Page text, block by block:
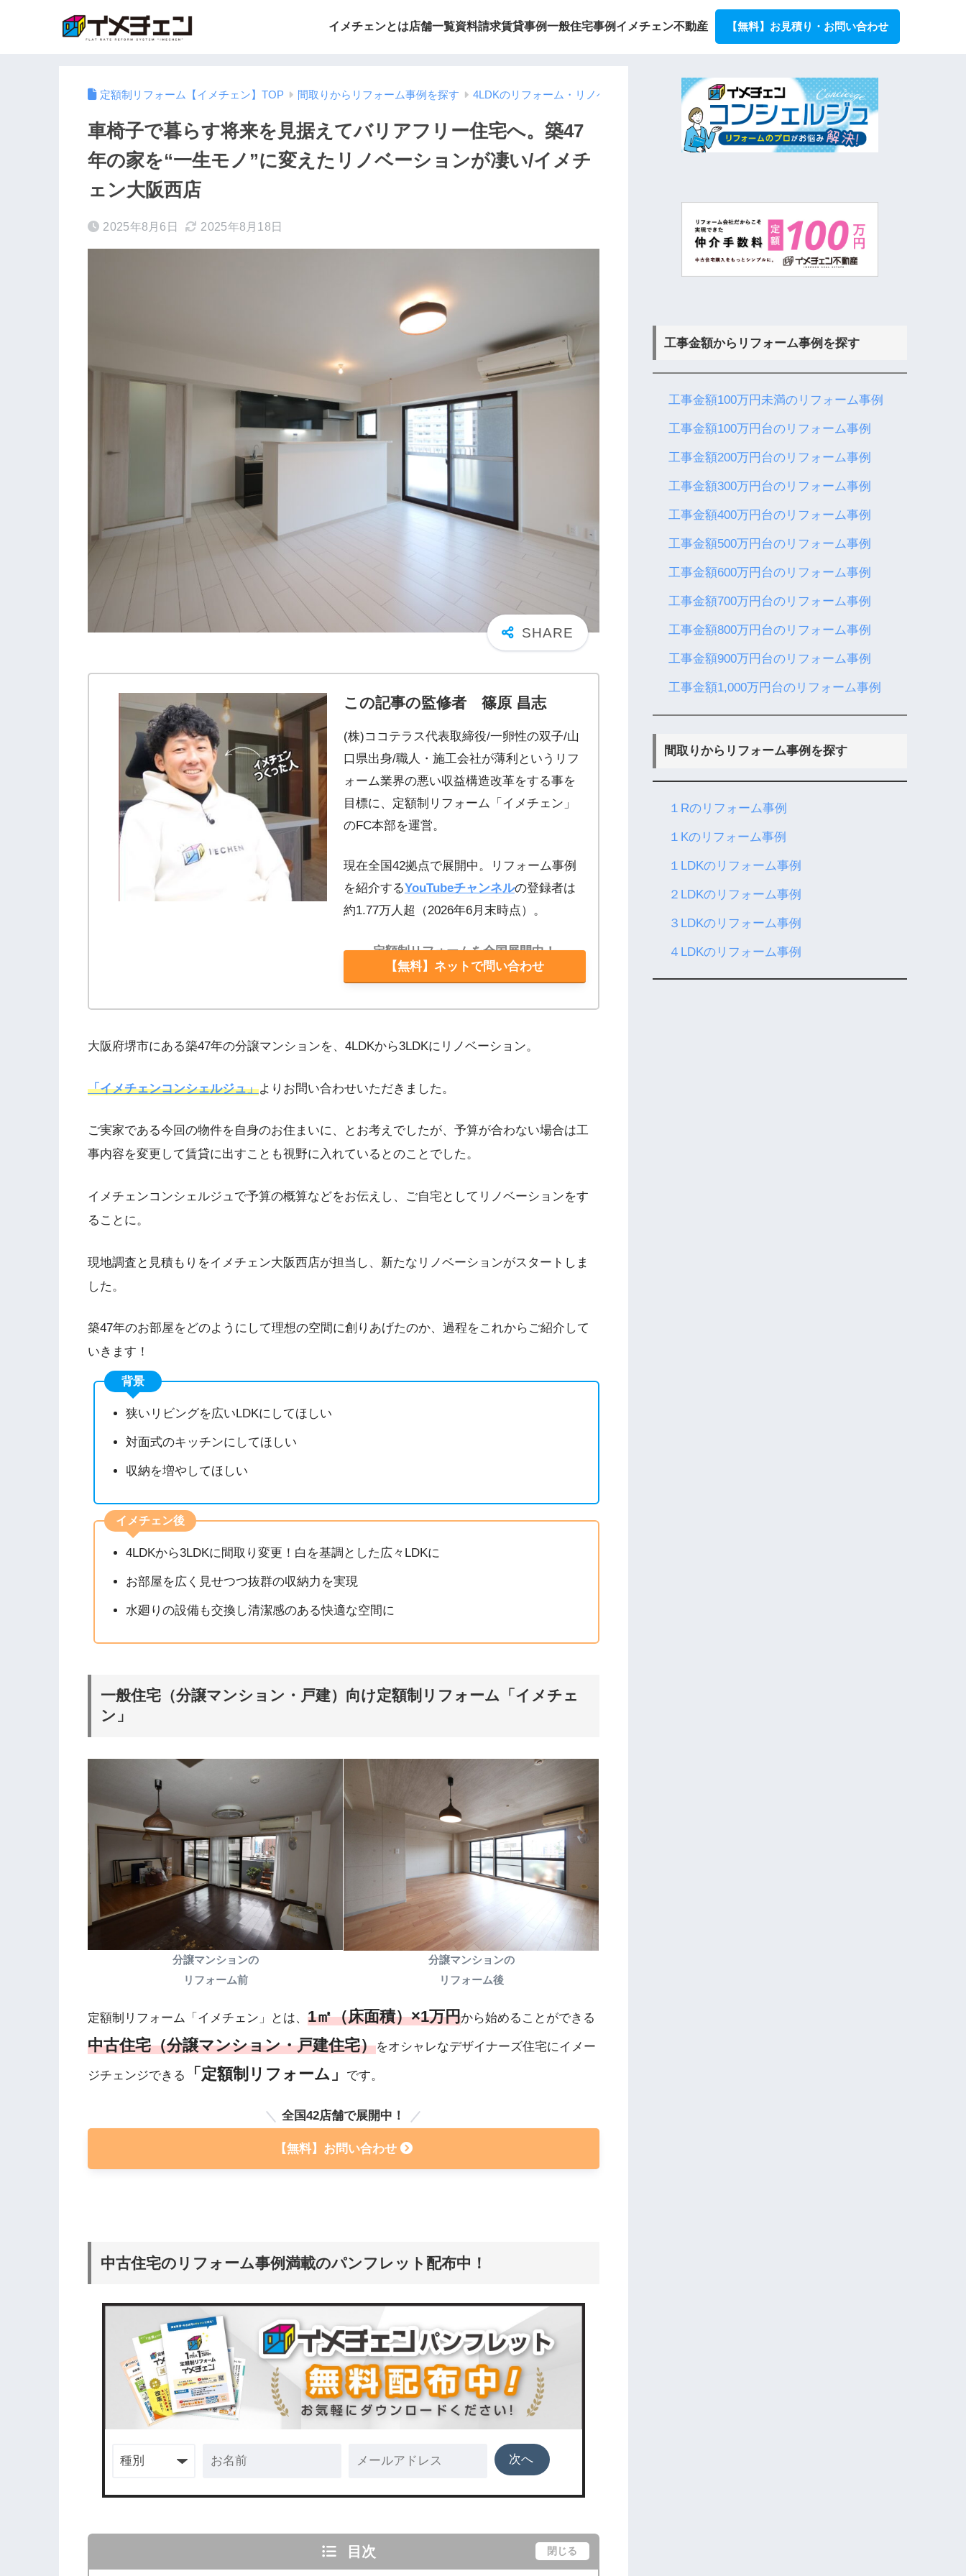
イメチェンとは店舗一覧資料請求賃貸事例一般住宅事例 イメチェン不動産 【無料】お見積り・お問い合わせ
定額制リフォーム【イメチェン】TOP 間取りからリフォーム事例を探す 4LDKのリフォーム・リノベーション事例とリフォーム費用
車椅子で暮らす将来を見据えてバリアフリー住宅へ。築47
年の家を“一生モノ”に変えたリノベーションが凄い/イメチ
ェン大阪西店
2025年8月6日 2025年8月18日
この記事の監修者 篠原 昌志
(株)ココテラス代表取締役/一卵性の双子/山
口県出身/職人・施工会社が薄利というリフ
ォーム業界の悪い収益構造改革をする事を
目標に、定額制リフォーム「イメチェン」
のFC本部を運営。
現在全国42拠点で展開中。リフォーム事例
を紹介するYouTubeチャンネルの登録者は
約1.77万人超（2026年6月末時点）。
定額制リフォームを全国展開中！
【無料】ネットで問い合わせ
大阪府堺市にある築47年の分譲マンションを、4LDKから3LDKにリノベーション。
「イメチェンコンシェルジュ」よりお問い合わせいただきました。
ご実家である今回の物件を自身のお住まいに、とお考えでしたが、予算が合わない場合は工
事内容を変更して賃貸に出すことも視野に入れているとのことでした。
イメチェンコンシェルジュで予算の概算などをお伝えし、ご自宅としてリノベーションをす
ることに。
現地調査と見積もりをイメチェン大阪西店が担当し、新たなリノベーションがスタートしま
した。
築47年のお部屋をどのようにして理想の空間に創りあげたのか、過程をこれからご紹介して
いきます！
背景
狭いリビングを広いLDKにしてほしい
対面式のキッチンにしてほしい
収納を増やしてほしい
イメチェン後
4LDKから3LDKに間取り変更！白を基調とした広々LDKに
お部屋を広く見せつつ抜群の収納力を実現
水廻りの設備も交換し清潔感のある快適な空間に
一般住宅（分譲マンション・戸建）向け定額制リフォーム「イメチェ
ン」
分譲マンションの
リフォーム前
分譲マンションの
リフォーム後
定額制リフォーム「イメチェン」とは、 1㎡（床面積）×1万円から始めることができる
中古住宅（分譲マンション・戸建住宅）をオシャレなデザイナーズ住宅にイメー
ジチェンジできる 「定額制リフォーム」 です。
全国42店舗で展開中！
【無料】お問い合わせ
中古住宅のリフォーム事例満載のパンフレット配布中！
目次 閉じる
工事金額からリフォーム事例を探す
工事金額100万円未満のリフォーム事例
工事金額100万円台のリフォーム事例
工事金額200万円台のリフォーム事例
工事金額300万円台のリフォーム事例
工事金額400万円台のリフォーム事例
工事金額500万円台のリフォーム事例
工事金額600万円台のリフォーム事例
工事金額700万円台のリフォーム事例
工事金額800万円台のリフォーム事例
工事金額900万円台のリフォーム事例
工事金額1,000万円台のリフォーム事例
間取りからリフォーム事例を探す
１Rのリフォーム事例
１Kのリフォーム事例
１LDKのリフォーム事例
２LDKのリフォーム事例
３LDKのリフォーム事例
４LDKのリフォーム事例